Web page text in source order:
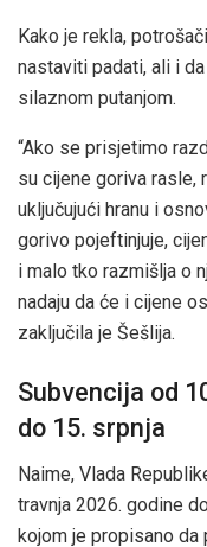
Kako je rekla,
nastaviti padati, ali i
silaznom putanjom.
“Ako se prisjetimo
su cijene goriva rasle,
uključujući hranu i
gorivo pojeftinjuje,
i malo tko razmišlja o
nadaju da će i cijene
zaključila je Šešlija.
Subvencija od
do 15. srpnja
Naime, Vlada
travnja 2026. godine
kojom je propisano